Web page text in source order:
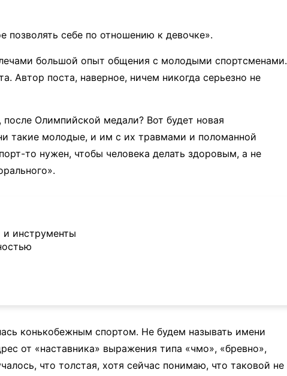
позволять себе по отношению к девочке».
большой опыт общения с молодыми спортсменами.
Автор поста, наверное, ничем никогда серьезно не
Олимпийской медали? Вот будет новая
такие молодые, и им с их травмами и поломанной
то нужен, чтобы человека делать здоровым, а не
и инструменты
конькобежным спортом. Не будем называть имени
от «наставника» выражения типа «чмо», «бревно»,
что толстая, хотя сейчас понимаю, что таковой не